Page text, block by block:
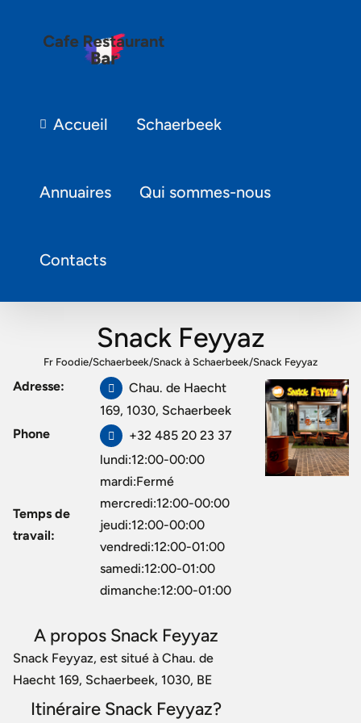
Accueil Schaerbeek
Annuaires Qui sommes-nous
Contacts
Snack Feyyaz
Fr Foodie/Schaerbeek/Snack à Schaerbeek/Snack Feyyaz
Adresse:
Chau. de Haecht
169, 1030, Schaerbeek
Phone
+32 485 20 23 37
Temps de
travail:
lundi:12:00-00:00
mardi:Fermé
mercredi:12:00-00:00
jeudi:12:00-00:00
vendredi:12:00-01:00
samedi:12:00-01:00
dimanche:12:00-01:00
A propos Snack Feyyaz
Snack Feyyaz, est situé à Chau. de
Haecht 169, Schaerbeek, 1030, BE
Itinéraire Snack Feyyaz?